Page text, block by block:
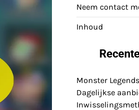
Neem contact
Inhoud
Monster
Dagelijkse